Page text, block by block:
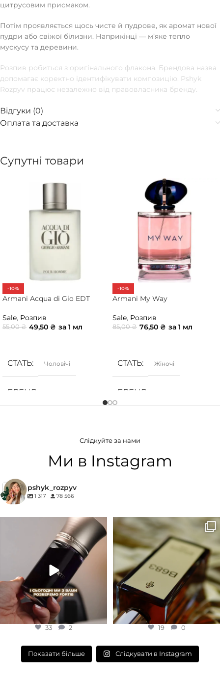
цитрусовим присмаком.
Потім проявляється щось чисте й пудрове, як аромат нової
пудри або свіжої білизни. Наприкінці — мʼяке тепло
мускусу та деревини.
Розпив робиться з оригінального флакона. Брендова назва
допомагає коректно ідентифікувати композицію. Pshyk
Rozpyv працює незалежно від правовласника бренду.
Відгуки (0)
Оплата та доставка
Супутні товари
-10%
Armani Acqua di Gio EDT
Sale, Розпив
55,00₴ 49,50 ₴ за 1 мл
СТАТЬ Чоловічі
БРЕНД
Цитрусові
-10%
Armani My Way
Sale, Розпив
85,00₴ 76,50 ₴ за 1 мл
СТАТЬ Жіночі
БРЕНД
Слідкуйте за нами
Ми в Instagram
pshyk_rozpyv
1 317 78 566
Для замовлення переходьте на
сайт або в Instagram...
33 2
33 2
Marc-Antoine Barrois B683 - це
запах вечора в
19
19 0
Показати більше Слідкувати в Instagram